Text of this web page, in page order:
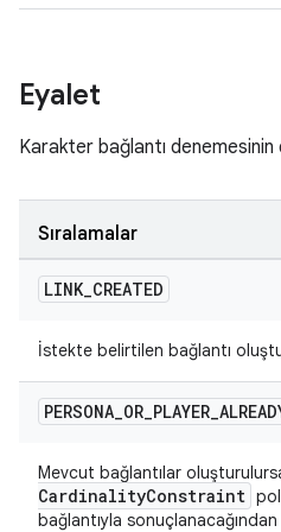
Eyalet
Karakter bağlantı denemesinin
Sıralamalar
LINK_CREATED
İstekte belirtilen bağlantı
PERSONA_OR_PLAYER_
Mevcut bağlantılar
CardinalityConstraint
bağlantıyla